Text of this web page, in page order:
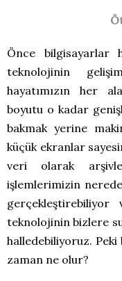
Önce bilgisayarlar
teknolojinin
hayatımızın her
boyutu o kadar
bakmak yerine
küçük ekranlar
veri olarak
işlemlerimizin
teknolojinin bizlere
halledebiliyoruz.
zaman ne olur?